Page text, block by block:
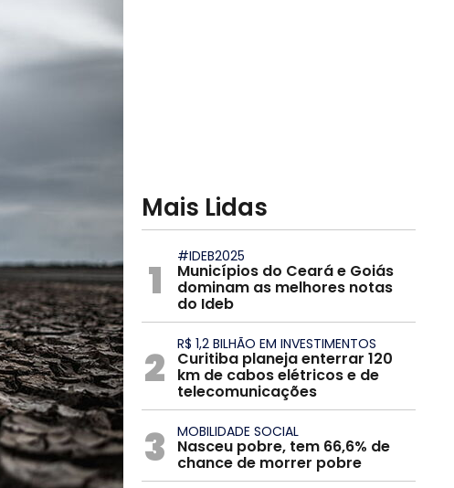
Mais Lidas
1 #IDEB2025
Municípios do Ceará e Goiás
dominam as melhores notas
do Ideb
2 R$ 1,2 BILHÃO EM INVESTIMENTOS
Curitiba planeja enterrar 120
km de cabos elétricos e de
telecomunicações
3 MOBILIDADE SOCIAL
Nasceu pobre, tem 66,6% de
chance de morrer pobre